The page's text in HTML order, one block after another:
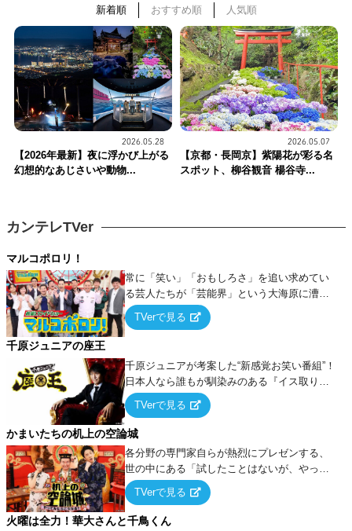
新着順 おすすめ順 人気順
2026.05.28
【2026年最新】夜に浮かび上がる
幻想的なあじさいや動物...
2026.05.07
【京都・長岡京】紫陽花が彩る名
スポット、柳谷観音 楊谷寺...
カンテレTVer
マルコポロリ！
常に「笑い」「おもしろさ」を追い求めてい
る芸人たちが「芸能界」という大海原に漕ぎ
出でて、新たなオモシロ人間を発掘する！
TVerで見る
千原ジュニアの座王
千原ジュニアが考案した“新感覚お笑い番組”！
日本人なら誰もが馴染みのある『イス取りゲ
ーム』をベースに、大喜利・ギャグ・モノボ
ケ・歌…など様々なお題で芸人がショートネ
タを競い合う！
TVerで見る
かまいたちの机上の空論城
各分野の専門家自らが熱烈にプレゼンする、
世の中にある「試したことはないが、やって
みたらこうなる！…ハズ」という“机上の空
論”に若手芸人らがカラダを張って挑む！
TVerで見る
火曜は全力！華大さんと千鳥くん